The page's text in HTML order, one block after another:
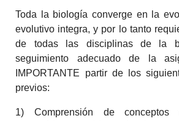
Toda la biología converge en la
evolutivo integra, y por lo tanto
de todas las disciplinas de la
seguimiento adecuado de la
IMPORTANTE partir de los
previos:
1) Comprensión de conceptos